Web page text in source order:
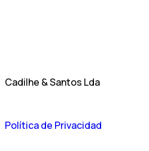
Cadilhe & Santos Lda
Política de Privacidad